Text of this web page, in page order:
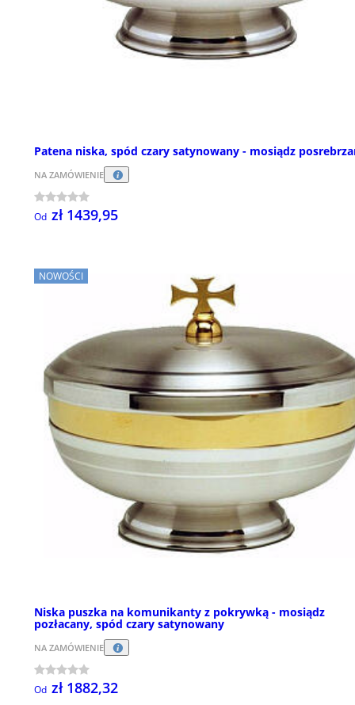
Patena niska, spód czary satynowany - mosiądz
NA ZAMÓWIENIE
Od zł 1439,95
NOWOŚCI
Niska puszka na komunikanty z pokrywką - mosiądz
pozłacany, spód czary satynowany
NA ZAMÓWIENIE
Od zł 1882,32